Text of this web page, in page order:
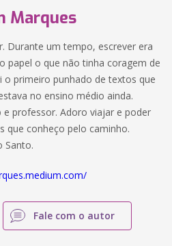
Marques
Durante um tempo, escrever era
papel o que não tinha coragem de
o primeiro punhado de textos que
no ensino médio ainda.
professor. Adoro viajar e poder
que conheço pelo caminho.
Santo.
Fale com o autor